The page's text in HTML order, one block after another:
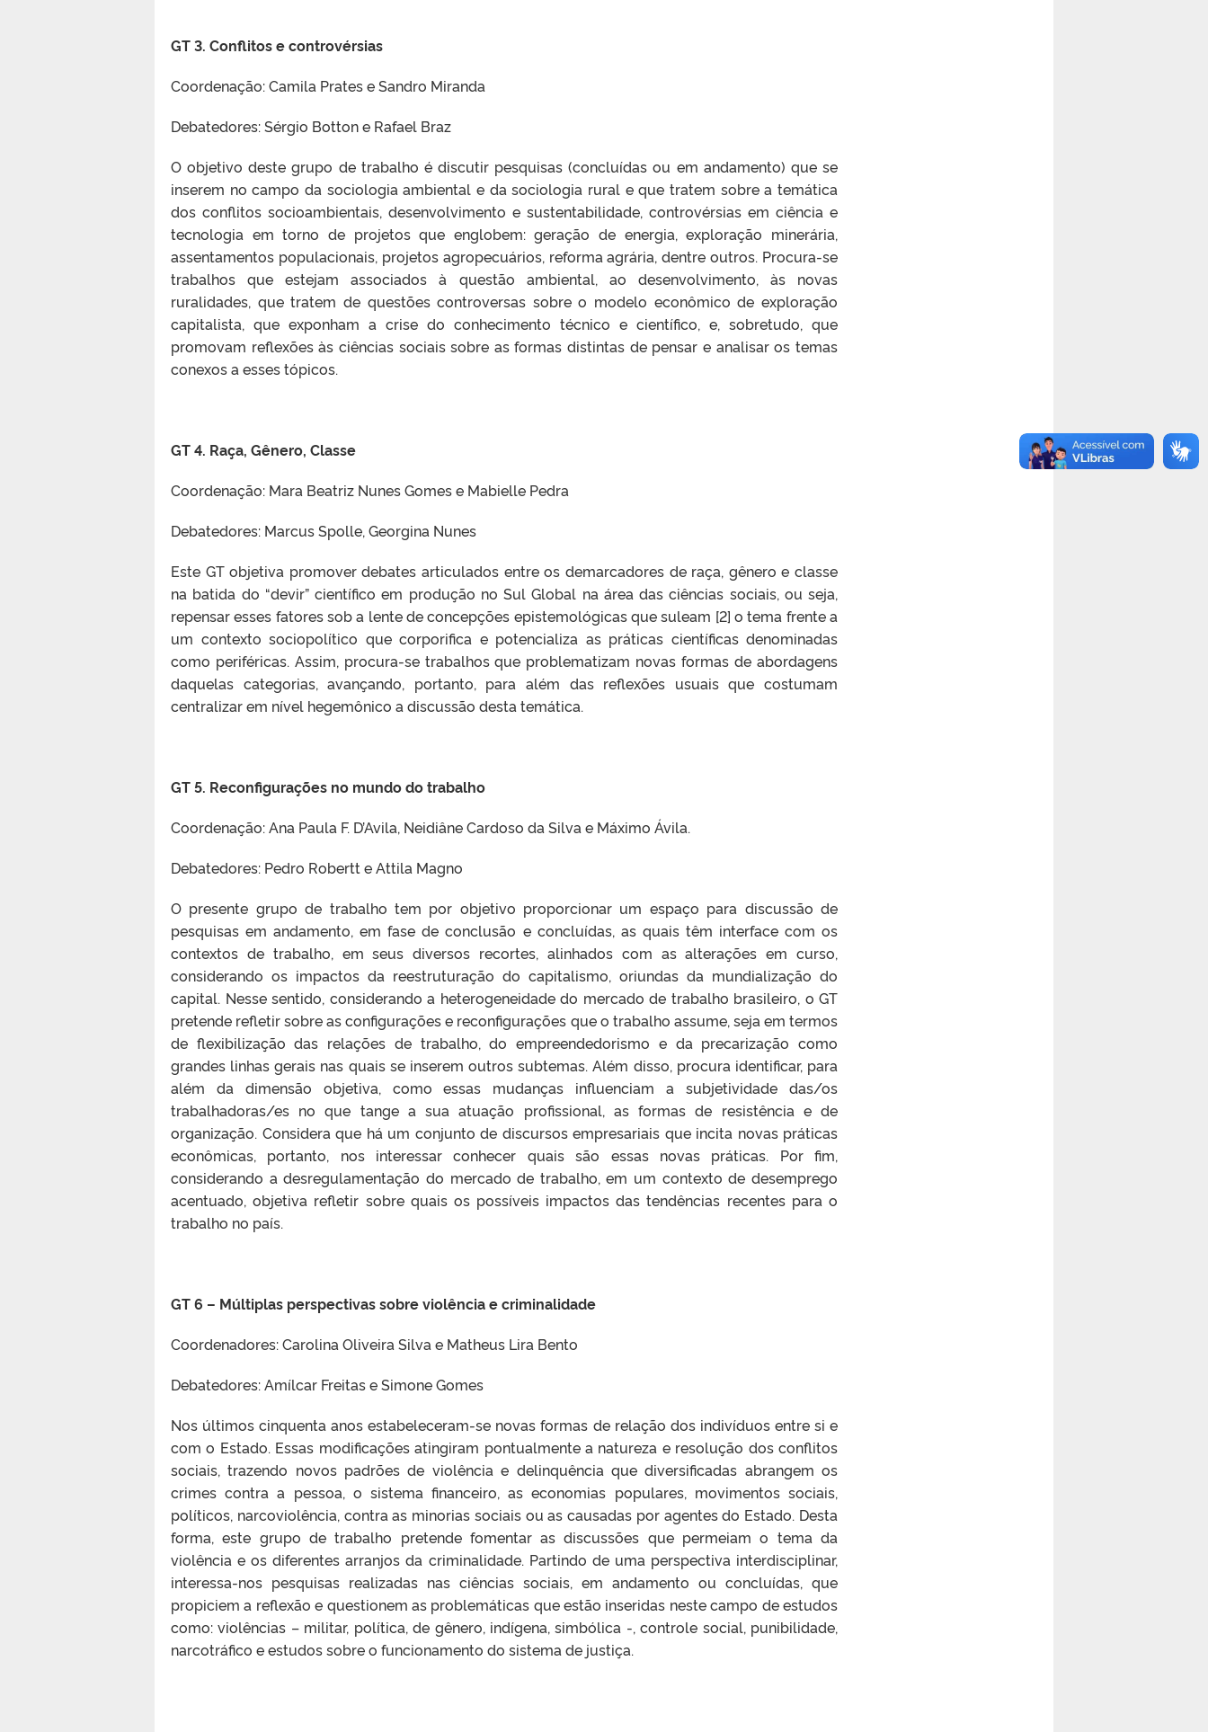
GT 3. Conflitos e controvérsias
Coordenação: Camila Prates e Sandro Miranda
Debatedores: Sérgio Botton e Rafael Braz
O objetivo deste grupo de trabalho é discutir pesquisas (concluídas ou em andamento) que se
inserem no campo da sociologia ambiental e da sociologia rural e que tratem sobre a temática
dos conflitos socioambientais, desenvolvimento e sustentabilidade, controvérsias em ciência e
tecnologia em torno de projetos que englobem: geração de energia, exploração minerária,
assentamentos populacionais, projetos agropecuários, reforma agrária, dentre outros. Procura-se
trabalhos que estejam associados à questão ambiental, ao desenvolvimento, às novas
ruralidades, que tratem de questões controversas sobre o modelo econômico de exploração
capitalista, que exponham a crise do conhecimento técnico e científico, e, sobretudo, que
promovam reflexões às ciências sociais sobre as formas distintas de pensar e analisar os temas
conexos a esses tópicos.
GT 4. Raça, Gênero, Classe
Coordenação: Mara Beatriz Nunes Gomes e Mabielle Pedra
Debatedores: Marcus Spolle, Georgina Nunes
Este GT objetiva promover debates articulados entre os demarcadores de raça, gênero e classe
na batida do “devir” científico em produção no Sul Global na área das ciências sociais, ou seja,
repensar esses fatores sob a lente de concepções epistemológicas que suleam [2] o tema frente a
um contexto sociopolítico que corporifica e potencializa as práticas científicas denominadas
como periféricas. Assim, procura-se trabalhos que problematizam novas formas de abordagens
daquelas categorias, avançando, portanto, para além das reflexões usuais que costumam
centralizar em nível hegemônico a discussão desta temática.
GT 5. Reconfigurações no mundo do trabalho
Coordenação: Ana Paula F. D’Avila, Neidiâne Cardoso da Silva e Máximo Ávila.
Debatedores: Pedro Robertt e Attila Magno
O presente grupo de trabalho tem por objetivo proporcionar um espaço para discussão de
pesquisas em andamento, em fase de conclusão e concluídas, as quais têm interface com os
contextos de trabalho, em seus diversos recortes, alinhados com as alterações em curso,
considerando os impactos da reestruturação do capitalismo, oriundas da mundialização do
capital. Nesse sentido, considerando a heterogeneidade do mercado de trabalho brasileiro, o GT
pretende refletir sobre as configurações e reconfigurações que o trabalho assume, seja em termos
de flexibilização das relações de trabalho, do empreendedorismo e da precarização como
grandes linhas gerais nas quais se inserem outros subtemas. Além disso, procura identificar, para
além da dimensão objetiva, como essas mudanças influenciam a subjetividade das/os
trabalhadoras/es no que tange a sua atuação profissional, as formas de resistência e de
organização. Considera que há um conjunto de discursos empresariais que incita novas práticas
econômicas, portanto, nos interessar conhecer quais são essas novas práticas. Por fim,
considerando a desregulamentação do mercado de trabalho, em um contexto de desemprego
acentuado, objetiva refletir sobre quais os possíveis impactos das tendências recentes para o
trabalho no país.
GT 6 – Múltiplas perspectivas sobre violência e criminalidade
Coordenadores: Carolina Oliveira Silva e Matheus Lira Bento
Debatedores: Amílcar Freitas e Simone Gomes
Nos últimos cinquenta anos estabeleceram-se novas formas de relação dos indivíduos entre si e
com o Estado. Essas modificações atingiram pontualmente a natureza e resolução dos conflitos
sociais, trazendo novos padrões de violência e delinquência que diversificadas abrangem os
crimes contra a pessoa, o sistema financeiro, as economias populares, movimentos sociais,
políticos, narcoviolência, contra as minorias sociais ou as causadas por agentes do Estado. Desta
forma, este grupo de trabalho pretende fomentar as discussões que permeiam o tema da
violência e os diferentes arranjos da criminalidade. Partindo de uma perspectiva interdisciplinar,
interessa-nos pesquisas realizadas nas ciências sociais, em andamento ou concluídas, que
propiciem a reflexão e questionem as problemáticas que estão inseridas neste campo de estudos
como: violências – militar, política, de gênero, indígena, simbólica -, controle social, punibilidade,
narcotráfico e estudos sobre o funcionamento do sistema de justiça.